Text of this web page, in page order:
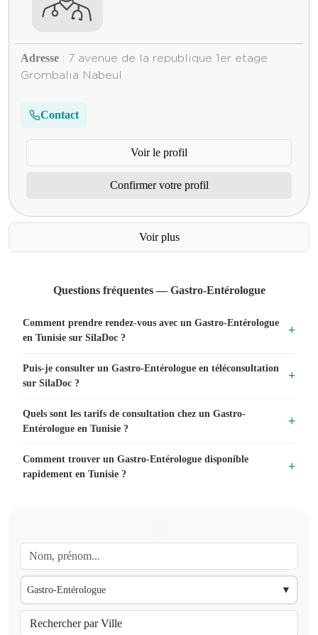
Gastro-Entérologue ▼
Adresse : 7 avenue de la republique 1er etage
Grombalia Nabeul
Contact
Voir le profil
Confirmer votre profil
Voir plus
Questions fréquentes — Gastro-Entérologue
Comment prendre rendez-vous avec un Gastro-Entérologue
en Tunisie sur SilaDoc ?
Puis-je consulter un Gastro-Entérologue en téléconsultation
sur SilaDoc ?
Quels sont les tarifs de consultation chez un Gastro-
Entérologue en Tunisie ?
Comment trouver un Gastro-Entérologue disponible
rapidement en Tunisie ?